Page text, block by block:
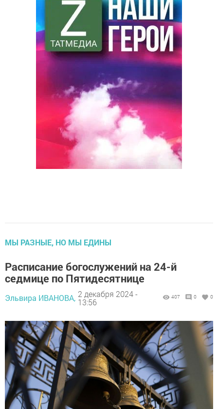
МЫ РАЗНЫЕ, НО МЫ ЕДИНЫ
Расписание богослужений на 24-й
седмице по Пятидесятнице
Эльвира ИВАНОВА, 2 декабря 2024 -
13:56
407 0 0